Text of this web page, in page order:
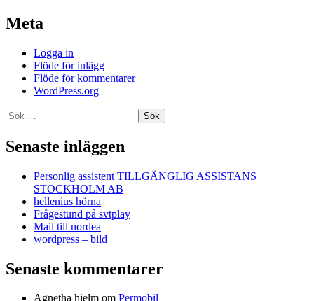
Meta
Logga in
Flöde för inlägg
Flöde för kommentarer
WordPress.org
Sök
efter:
Senaste inläggen
Personlig assistent TILLGÄNGLIG ASSISTANS
STOCKHOLM AB
hellenius hörna
Frågestund på svtplay
Mail till nordea
wordpress – bild
Senaste kommentarer
Agnetha hjelm om Permobil